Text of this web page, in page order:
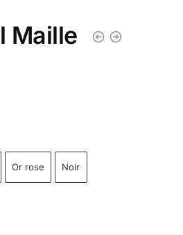
Maille
Or rose Noir